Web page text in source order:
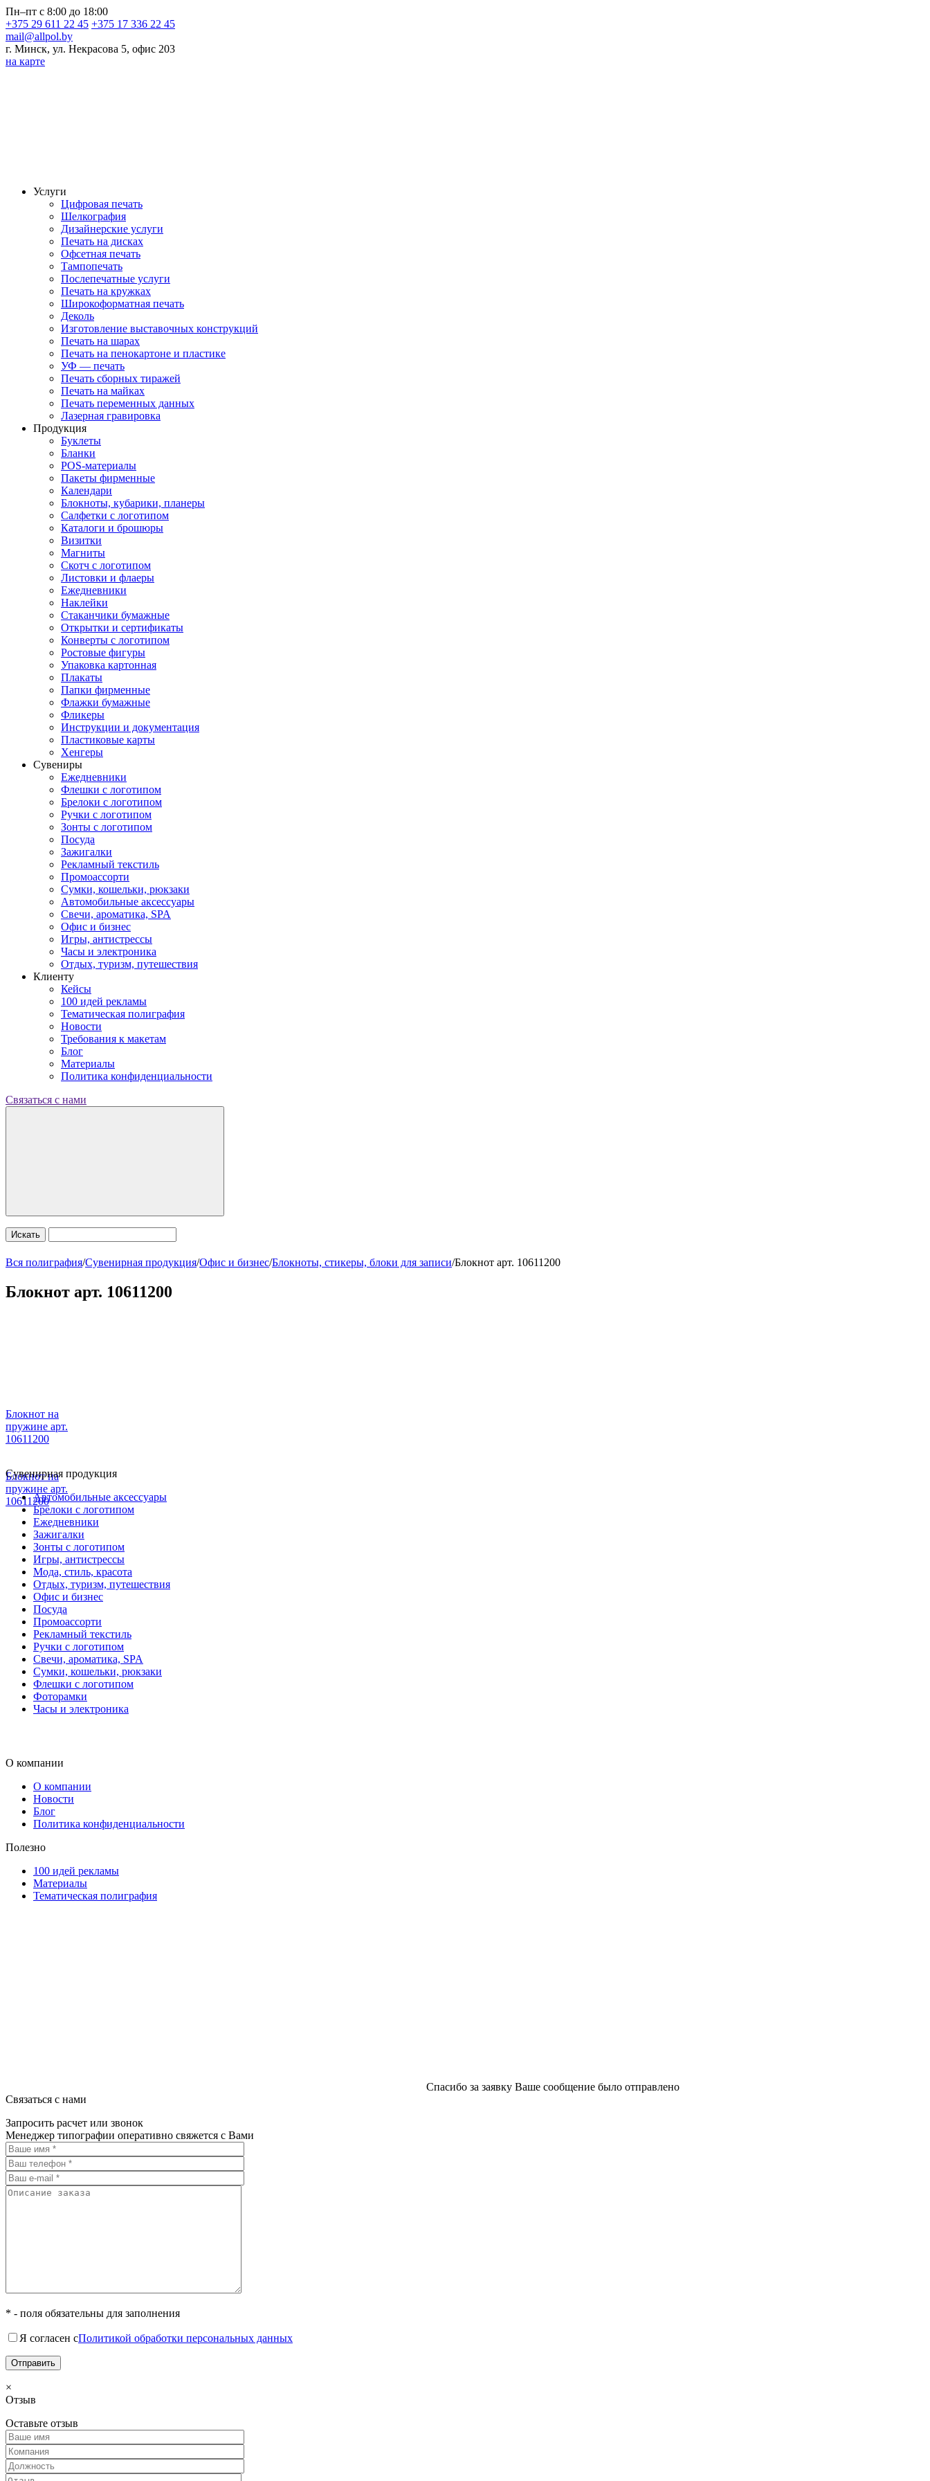
Пн–пт с 8:00 до 18:00
+375 29 611 22 45 +375 17 336 22 45
mail@allpol.by
г. Минск, ул. Некрасова 5, офис 203
на карте
Услуги
Цифровая печать
Шелкография
Дизайнерские услуги
Печать на дисках
Офсетная печать
Тампопечать
Послепечатные услуги
Печать на кружках
Широкоформатная печать
Деколь
Изготовление выставочных конструкций
Печать на шарах
Печать на пенокартоне и пластике
УФ — печать
Печать сборных тиражей
Печать на майках
Печать переменных данных
Лазерная гравировка
Продукция
Буклеты
Бланки
POS-материалы
Пакеты фирменные
Календари
Блокноты, кубарики, планеры
Салфетки с логотипом
Каталоги и брошюры
Визитки
Магниты
Скотч с логотипом
Листовки и флаеры
Ежедневники
Наклейки
Стаканчики бумажные
Открытки и сертификаты
Конверты с логотипом
Ростовые фигуры
Упаковка картонная
Плакаты
Папки фирменные
Флажки бумажные
Фликеры
Инструкции и документация
Пластиковые карты
Хенгеры
Сувениры
Ежедневники
Флешки с логотипом
Брелоки с логотипом
Ручки с логотипом
Зонты с логотипом
Посуда
Зажигалки
Рекламный текстиль
Промоассорти
Сумки, кошельки, рюкзаки
Автомобильные аксессуары
Свечи, ароматика, SPA
Офис и бизнес
Игры, антистрессы
Часы и электроника
Отдых, туризм, путешествия
Клиенту
Кейсы
100 идей рекламы
Тематическая полиграфия
Новости
Требования к макетам
Блог
Материалы
Политика конфиденциальности
Связаться с нами
Искать
Вся полиграфия/Сувенирная продукция/Офис и бизнес/Блокноты, стикеры, блоки для записи/Блокнот арт. 10611200
Блокнот арт. 10611200
Блокнот на
пружине арт.
10611200
Блокнот на
пружине арт.
10611200
Сувенирная продукция
Автомобильные аксессуары
Брелоки с логотипом
Ежедневники
Зажигалки
Зонты с логотипом
Игры, антистрессы
Мода, стиль, красота
Отдых, туризм, путешествия
Офис и бизнес
Посуда
Промоассорти
Рекламный текстиль
Ручки с логотипом
Свечи, ароматика, SPA
Сумки, кошельки, рюкзаки
Флешки с логотипом
Фоторамки
Часы и электроника
О компании
О компании
Новости
Блог
Политика конфиденциальности
Полезно
100 идей рекламы
Материалы
Тематическая полиграфия
Спасибо за заявку Ваше сообщение было отправлено
Связаться с нами
Запросить расчет или звонок
Менеджер типографии оперативно свяжется с Вами
* - поля обязательны для заполнения
Я согласен сПолитикой обработки персональных данных
×
Отзыв
Оставьте отзыв